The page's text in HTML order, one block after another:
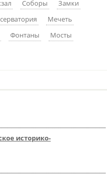
Соборы
Замки
Мечеть
Фонтаны
Мосты
историко-